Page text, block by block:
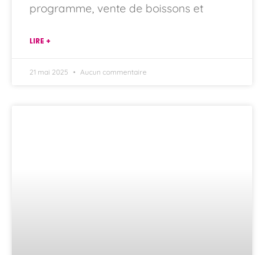
programme, vente de boissons et
LIRE +
21 mai 2025 Aucun commentaire